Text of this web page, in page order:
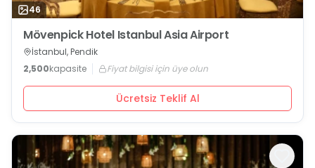
46
Mövenpick Hotel Istanbul Asia Airport
İstanbul, Pendik
2,500kapasite Fiyat bilgisi için üye olun
Ücretsiz Teklif Al